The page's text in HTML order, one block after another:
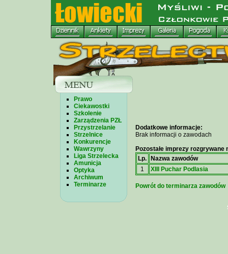
Prawo
Ciekawostki
Szkolenie
Zarządzenia PZŁ
Przystrzelanie
Strzelnice
Konkurencje
Wawrzyny
Liga Strzelecka
Amunicja
Optyka
Archiwum
Terminarze
Dodatkowe informacje:
Brak informacji o zawodach
Pozostałe imprezy rozgrywane
Lp.
Nazwa zawodów
1
XIII Puchar Podlasia
Powrót do terminarza zawodów